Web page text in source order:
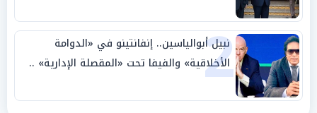
2
نبيل أبوالياسين.. إنفانتينو في «الدوامة
الأخلاقية» والفيفا تحت «المقصلة الإدارية» ..
«عبادة العرش وجنازة المصداقية»